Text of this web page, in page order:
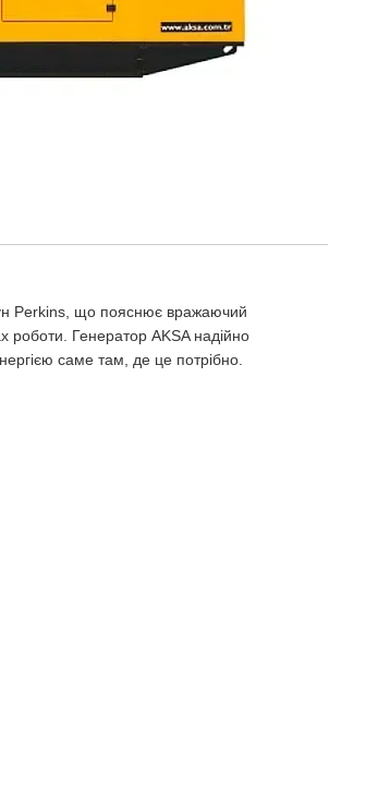
Perkins, що пояснює вражаючий
роботи. Генератор AKSA надійно
саме там, де це потрібно.